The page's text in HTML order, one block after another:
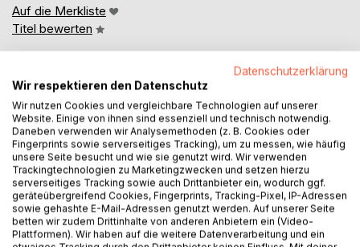
Auf die Merkliste
Titel bewerten
BESCHREIBUNG
Der Prediger Meister Eckhart wurde einst der Ketzerei
bezichtigt und wegen 28 Sätzen der Irrlehre verurteilt. Er
stellte nicht nur die Autorität der Kirche in Frage, sondern
Datenschutzerklärung
Wir respektieren den Datenschutz
Wir nutzen Cookies und vergleichbare Technologien auf unserer
Website. Einige von ihnen sind essenziell und technisch notwendig.
Daneben verwenden wir Analysemethoden (z. B. Cookies oder
Fingerprints sowie serverseitiges Tracking), um zu messen, wie häufig
unsere Seite besucht und wie sie genutzt wird. Wir verwenden
Trackingtechnologien zu Marketingzwecken und setzen hierzu
serverseitiges Tracking sowie auch Drittanbieter ein, wodurch ggf.
geräteübergreifend Cookies, Fingerprints, Tracking-Pixel, IP-Adressen
sowie gehashte E-Mail-Adressen genutzt werden. Auf unserer Seite
betten wir zudem Drittinhalte von anderen Anbietern ein (Video-
Plattformen). Wir haben auf die weitere Datenverarbeitung und ein